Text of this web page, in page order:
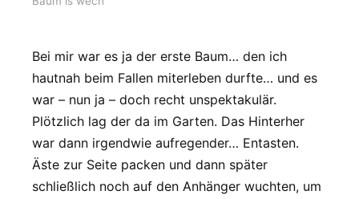
Bei mir war es ja der erste Baum… den ich
hautnah beim Fallen miterleben durfte… und es
war – nun ja – doch recht unspektakulär.
Plötzlich lag der da im Garten. Das Hinterher
war dann irgendwie aufregender… Entasten.
Äste zur Seite packen und dann später
schließlich noch auf den Anhänger wuchten, um